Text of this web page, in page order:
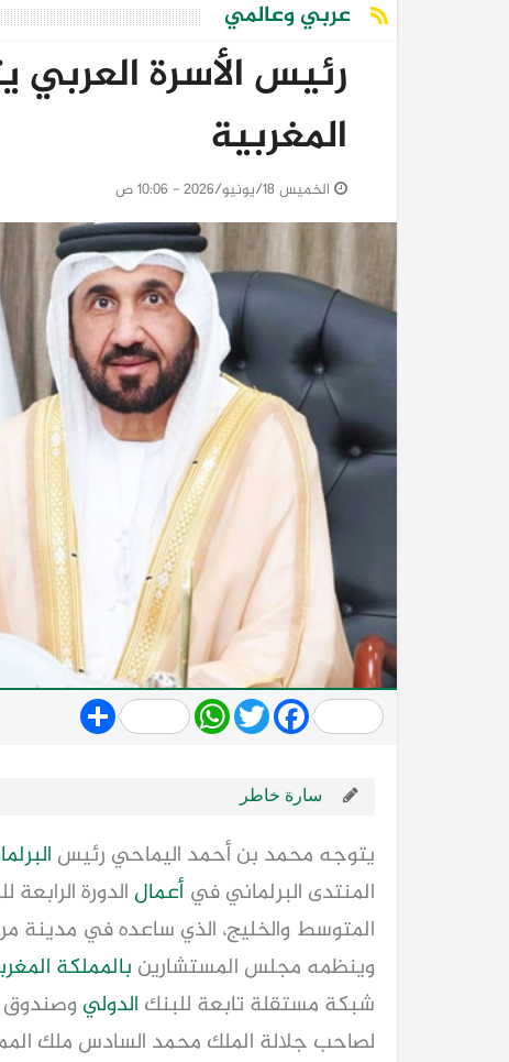
عربي وعالمي
رئيس الأسرة العربي
المغربية
الخميس 18/يونيو/2026 - 10:06 ص
Share WhatsApp
TwitterFacebook
سارة خاطر
يتوجه محمد بن أحمد اليماحي رئيس
المنتدى البرلماني في أعمال الدورة
وينظمه مجلس المستشارين بالمملكة
شبكة مستقلة تابعة للبنك الدولي وصندوق
لصاحب جلالة الملك محمد السادس ملك